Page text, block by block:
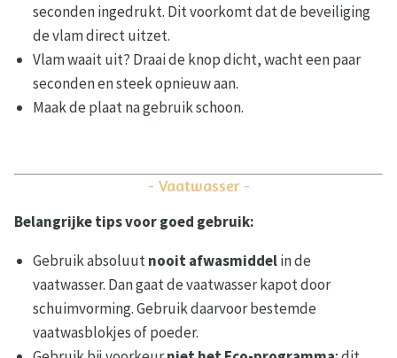
seconden ingedrukt. Dit voorkomt dat de beveiliging
de vlam direct uitzet.
Vlam waait uit? Draai de knop dicht, wacht een paar
seconden en steek opnieuw aan.
Maak de plaat na gebruik schoon.
- Vaatwasser -
Belangrijke tips voor goed gebruik:
Gebruik absoluutnooit afwasmiddelin de
vaatwasser. Dan gaat de vaatwasser kapot door
schuimvorming. Gebruik daarvoor bestemde
vaatwasblokjes of poeder.